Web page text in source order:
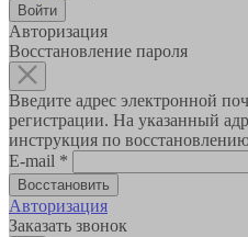
Авторизация
Восстановление пароля
Введите адрес электронной
регистрации. На указанный
инструкция по
E-mail *
Авторизация
Заказать звонок